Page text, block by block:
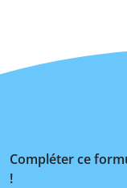
Compléter ce
!